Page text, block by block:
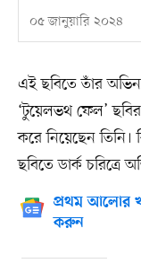
০৫ জানুয়ারি ২০২৪
এই ছবিতে তাঁর
‘টুয়েলভথ ফেল’
করে নিয়েছেন তিনি।
ছবিতে ডার্ক চরিত্রে
প্রথম আলোর
করুন